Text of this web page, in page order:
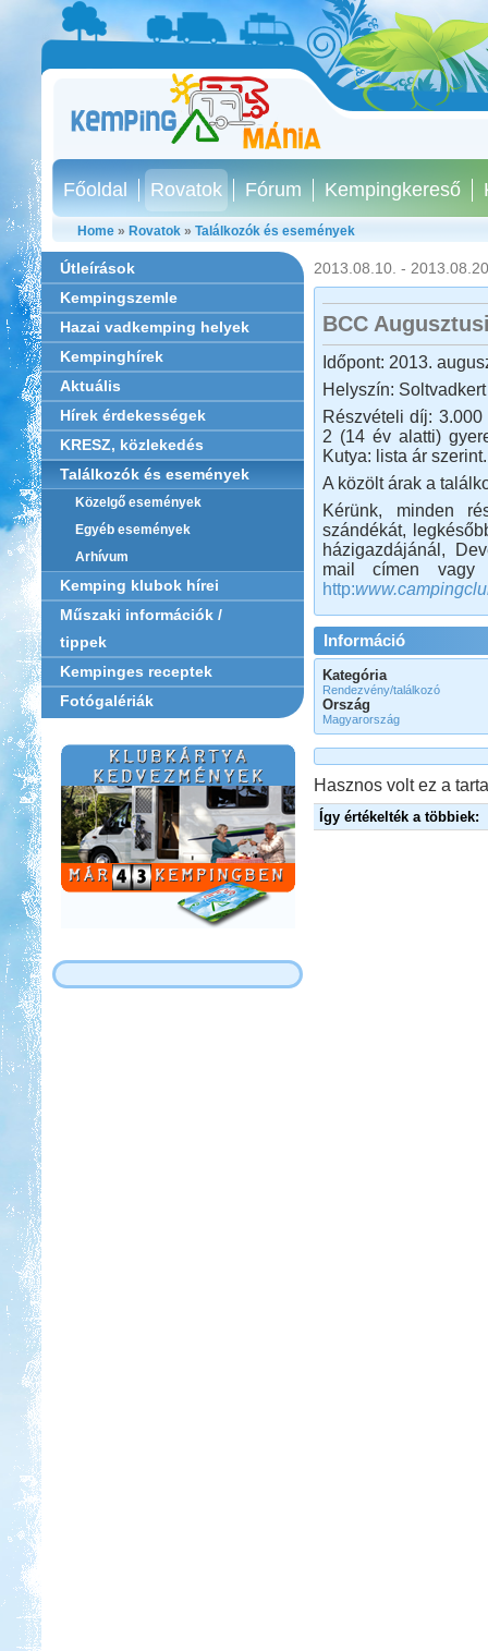
Főoldal Rovatok Fórum Kempingkereső
Home » Rovatok » Találkozók és események
Útleírások
Kempingszemle
Hazai vadkemping helyek
Kempinghírek
Aktuális
Hírek érdekességek
KRESZ, közlekedés
Találkozók és események
Közelgő események
Egyéb események
Arhívum
Kemping klubok hírei
Műszaki információk /
tippek
Kempinges receptek
Fotógalériák
2013.08.10. -
BCC
Időpont: 2013.
Helyszín:
Részvételi díj:
2 (14 év alatti)
Kutya: lista ár
A közölt árak a
Kérünk, minden
szándékát,
házigazdájánál,
mail címen vagy
http:
Információ
Kategória
Rendezvény/találkozó
Ország
Magyarország
Hasznos volt ez a
Így értékelték a többiek: